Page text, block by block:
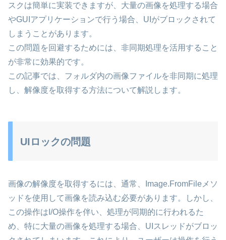
スクは簡単に実装できますが、大量の画像を処理する場合
やGUIアプリケーションで行う場合、UIがブロックされて
しまうことがあります。
この問題を回避するためには、非同期処理を活用すること
が非常に効果的です。
この記事では、フォルダ内の画像ファイルを非同期に処理
し、解像度を取得する方法について解説します。
UIロックの問題
画像の解像度を取得するには、通常、Image.FromFileメソ
ッドを使用して画像を読み込む必要があります。しかし、
この操作はI/O操作を伴い、処理が同期的に行われるた
め、特に大量の画像を処理する場合、UIスレッドがブロッ